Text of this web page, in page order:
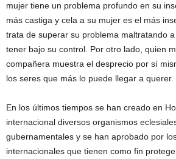
mujer tiene un problema profundo en su
más castiga y cela a su mujer es el más
trata de superar su problema maltratando
tener bajo su control. Por otro lado, quien
compañera muestra el desprecio por sí
los seres que más lo puede llegar a querer.
En los últimos tiempos se han creado en
internacional diversos organismos
gubernamentales y se han aprobado por
internacionales que tienen como fin